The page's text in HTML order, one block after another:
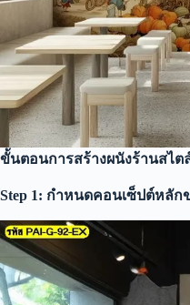
ขั้นตอนการสร้างผนังร้านสไต
Step 1: กำหนดคอนเซ็ปต์หลัก